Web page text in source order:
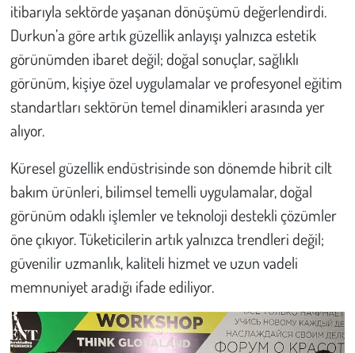
itibarıyla sektörde yaşanan dönüşümü değerlendirdi.
Durkun’a göre artık güzellik anlayışı yalnızca estetik
görünümden ibaret değil; doğal sonuçlar, sağlıklı
görünüm, kişiye özel uygulamalar ve profesyonel eğitim
standartları sektörün temel dinamikleri arasında yer
alıyor.
Küresel güzellik endüstrisinde son dönemde hibrit cilt
bakım ürünleri, bilimsel temelli uygulamalar, doğal
görünüm odaklı işlemler ve teknoloji destekli çözümler
öne çıkıyor. Tüketicilerin artık yalnızca trendleri değil;
güvenilir uzmanlık, kaliteli hizmet ve uzun vadeli
memnuniyet aradığı ifade ediliyor.
İnsan Hakları
Hayvan Hakları
Çevre
Galeri
Günün İçinden
Vefat İlanları
Tarih
Tarım